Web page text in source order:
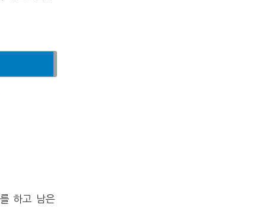
하고 남은